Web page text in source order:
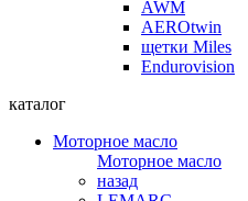
AWM
AEROtwin
щетки Miles
Endurovision
каталог
Моторное масло
Моторное масло
назад